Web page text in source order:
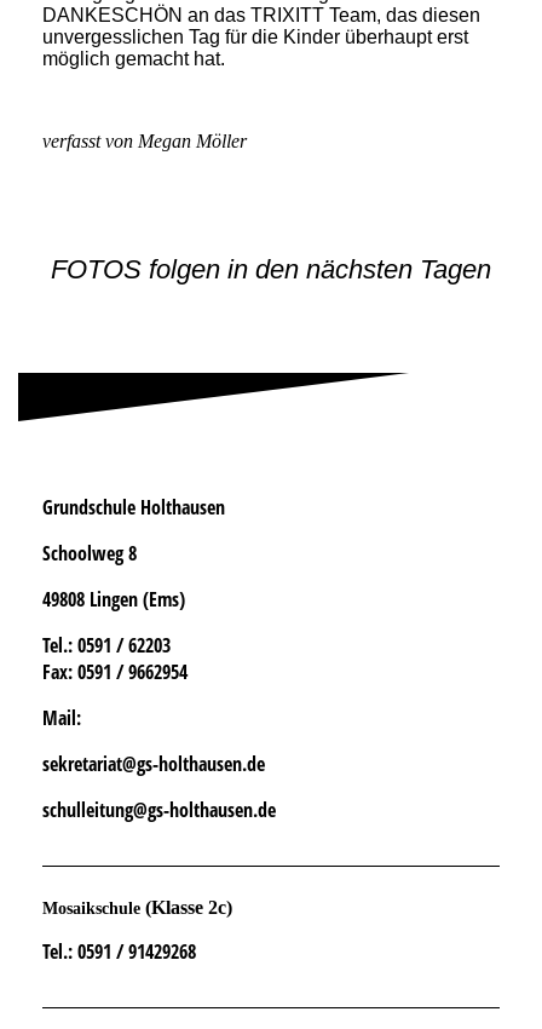
DANKESCHÖN an das TRIXITT Team, das diesen
unvergesslichen Tag für die Kinder überhaupt erst
möglich gemacht hat.
verfasst von Megan Möller
FOTOS folgen in den nächsten Tagen
Grundschule Holthausen
Schoolweg 8
49808 Lingen (Ems)
Tel.: 0591 / 62203
Fax:0591 / 9662954
Mail:
sekretariat@gs-holthausen.de
schulleitung@gs-holthausen.de
Mosaikschule (Klasse 2c)
Tel.: 0591 / 91429268